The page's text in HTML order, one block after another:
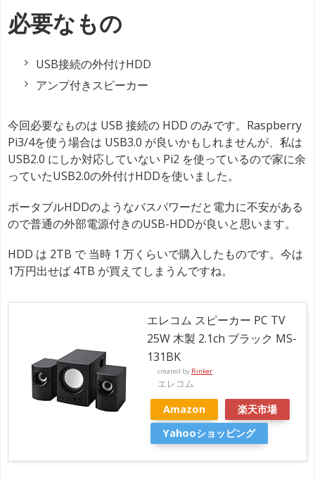
必要なもの
USB接続の外付けHDD
アンプ付きスピーカー
今回必要なものは USB 接続の HDD のみです。Raspberry
Pi3/4を使う場合は USB3.0 が良いかもしれませんが、私は
USB2.0 にしか対応していない Pi2 を使っているので家に余
っていたUSB2.0の外付けHDDを使いました。
ポータブルHDDのようなバスパワーだと電力に不安がある
ので普通の外部電源付きのUSB-HDDが良いと思います。
HDD は 2TB で 当時 1 万くらいで購入したものです。今は
1万円出せば 4TB が買えてしまうんですね。
エレコム スピーカー PC TV
25W 木製 2.1ch ブラック MS-
131BK
created by Rinker
エレコム
Amazon
楽天市場
Yahooショッピング